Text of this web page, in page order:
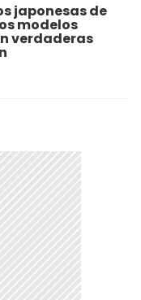
japonesas de
modelos
verdaderas